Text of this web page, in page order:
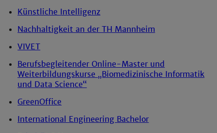
Künstliche Intelligenz
Nachhaltigkeit an der TH Mannheim
VIVET
Berufsbegleitender Online-Master und
Weiterbildungskurse „Biomedizinische Informatik
und Data Science“
GreenOffice
International Engineering Bachelor